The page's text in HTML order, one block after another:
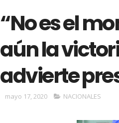
“No es el
aún la
advierte
mayo 17, 2020 NACIONALES